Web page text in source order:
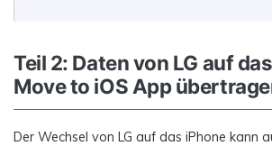
Teil 2: Daten von LG auf
Move to iOS App
Der Wechsel von LG auf das iPhone kann